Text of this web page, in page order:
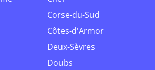
Corse-du-Sud
Côtes-d'Armor
Deux-Sèvres
Doubs